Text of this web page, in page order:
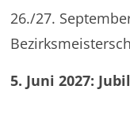
26./27.
5. Juni 2027: